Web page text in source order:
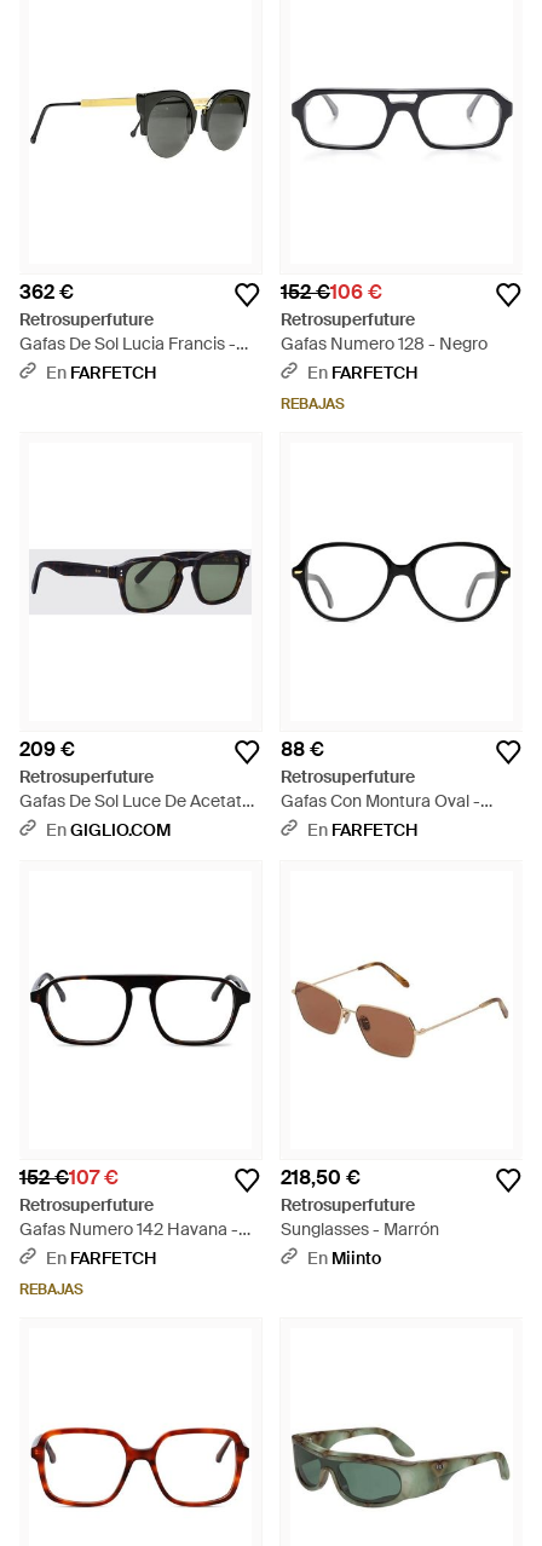
362 €
Retrosuperfuture
Gafas De Sol Lucia Francis -
Negro
En FARFETCH
152 €106 €
Retrosuperfuture
Gafas Numero 128 - Negro
En FARFETCH
REBAJAS
209 €
Retrosuperfuture
Gafas De Sol Luce De Acetato
Carey - Gris
EnGIGLIO.COM
88 €
Retrosuperfuture
Gafas Con Montura Oval -
Negro
En FARFETCH
152 €107 €
Retrosuperfuture
Gafas Numero 142 Havana -
Negro
En FARFETCH
REBAJAS
218,50 €
Retrosuperfuture
Sunglasses - Marrón
En Miinto